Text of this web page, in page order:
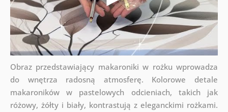
Obraz przedstawiający makaroniki w rożku wprowadza
do wnętrza radosną atmosferę. Kolorowe detale
makaroników w pastelowych odcieniach, takich jak
różowy, żółty i biały, kontrastują z eleganckimi rożkami.